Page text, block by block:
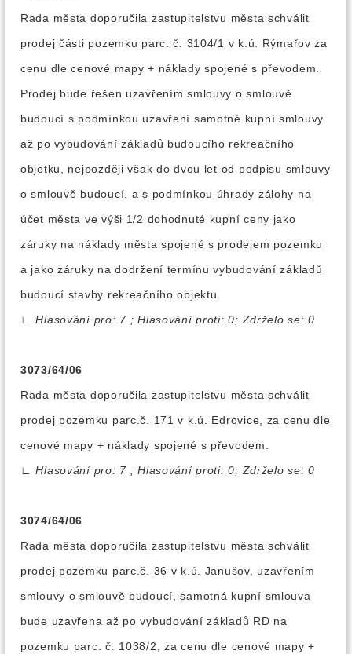
Rada města doporučila zastupitelstvu města schválit
prodej části pozemku parc. č. 3104/1 v k.ú. Rýmařov za
cenu dle cenové mapy + náklady spojené s převodem.
Prodej bude řešen uzavřením smlouvy o smlouvě
budoucí s podmínkou uzavření samotné kupní smlouvy
až po vybudování základů budoucího rekreačního
objetku, nejpozději však do dvou let od podpisu smlouvy
o smlouvě budoucí, a s podmínkou úhrady zálohy na
účet města ve výši 1/2 dohodnuté kupní ceny jako
záruky na náklady města spojené s prodejem pozemku
a jako záruky na dodržení termínu vybudování základů
budoucí stavby rekreačního objektu.
∟
Hlasování pro: 7 ; Hlasování proti: 0; Zdrželo se: 0
3073/64/06
Rada města doporučila zastupitelstvu města schválit
prodej pozemku parc.č. 171 v k.ú. Edrovice, za cenu dle
cenové mapy + náklady spojené s převodem.
∟
Hlasování pro: 7 ; Hlasování proti: 0; Zdrželo se: 0
3074/64/06
Rada města doporučila zastupitelstvu města schválit
prodej pozemku parc.č. 36 v k.ú. Janušov, uzavřením
smlouvy o smlouvě budoucí, samotná kupní smlouva
bude uzavřena až po vybudování základů RD na
pozemku parc. č. 1038/2, za cenu dle cenové mapy +